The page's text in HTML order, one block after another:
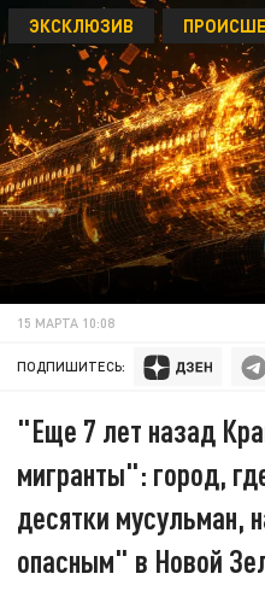
ЭКСКЛЮЗИВ
15 МАРТА 10:08
ПОДПИШИТЕСЬ:
"Еще 7 лет назад
мигранты": город,
десятки мусульман,
опасным" в Новой